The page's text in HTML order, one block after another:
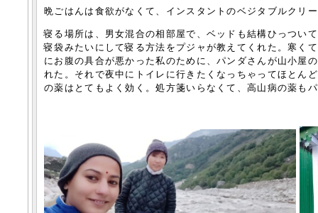
晩ごはんは食欲がなくて、インスタントのベジタブルクリ
寝る場所は、男女混合の相部屋で、ベッドも結構ひっつい
寝袋みたいにして寝る方法をプジャが教えてくれた。寒く
にお腹の具合が悪かった私のために、パンダさんが山小屋
れた。それで夜中にトイレに行きたくなっちゃってほとん
の薬はとてもよく効く。処方箋いらなくて、高山病の薬も